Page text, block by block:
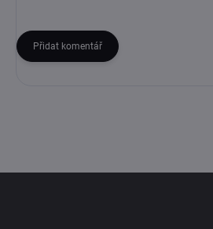
Přidat komentář